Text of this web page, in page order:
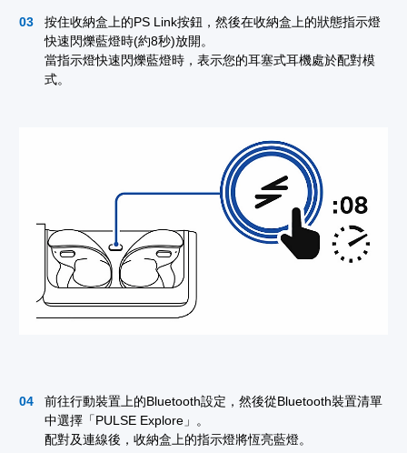
按住收納盒上的PS Link按鈕，然後在收納盒上的狀態指示燈
快速閃爍藍燈時(約8秒)放開。
當指示燈快速閃爍藍燈時，表示您的耳塞式耳機處於配對模
式。
前往行動裝置上的Bluetooth設定，然後從Bluetooth裝置清單
中選擇「PULSE Explore」。
配對及連線後，收納盒上的指示燈將恆亮藍燈。